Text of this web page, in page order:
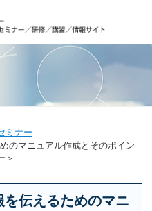
ミナー
のマニュアル作成とそのポイン
＞
伝えるためのマニ